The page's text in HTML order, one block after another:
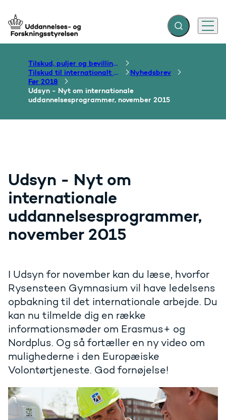
Gå til forsiden Fold søgefelt ud
Menu
Tilskud, puljer og bevillinger
Tilskud til internationalt samarbejde om uddannelse
Nyhedsbrev
Før 2018
Udsyn - Nyt om internationale
uddannelsesprogrammer, november 2015
Udsyn - Nyt om
internationale
uddannelsesprogrammer,
november 2015
I Udsyn for november kan du læse, hvorfor
Rysensteen Gymnasium vil have ledelsens
opbakning til det internationale arbejde. Du
kan nu tilmelde dig en række
informationsmøder om Erasmus+ og
Nordplus. Og så fortæller en ny video om
mulighederne i den Europæiske
Volontørtjeneste. God fornøjelse!